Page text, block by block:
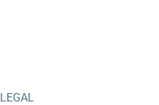
LEGAL